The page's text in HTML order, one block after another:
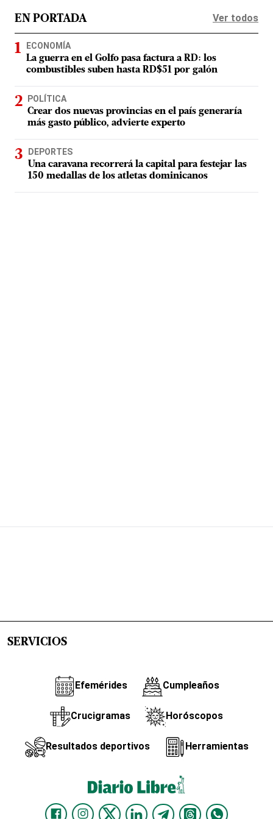
EN PORTADA Ver todos
ECONOMÍA
La guerra en el Golfo pasa factura a RD: los
combustibles suben hasta RD$51 por galón
POLÍTICA
Crear dos nuevas provincias en el país generaría
más gasto público, advierte experto
DEPORTES
Una caravana recorrerá la capital para festejar las
150 medallas de los atletas dominicanos
SERVICIOS
Efemérides Cumpleaños
Crucigramas Horóscopos
Resultados deportivos Herramientas